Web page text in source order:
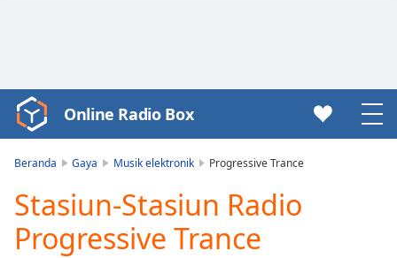
Video
Player
Play
Video
Play
Online Radio Box
Beranda Gaya Musik elektronik Progressive Trance
Stasiun-Stasiun Radio
Progressive Trance